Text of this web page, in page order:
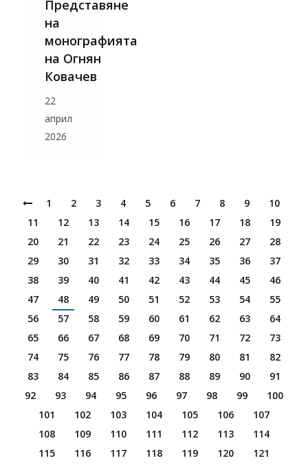
Представяне
на
монографията
на Огнян
Ковачев
22
април
2026
1 2 3 4 5 6 7 8 9
10
11
12 13 14 15 16 17 18
19
20
21 22 23 24 25 26 27
28
29
30 31 32 33 34 35 36
37
38
39 40 41 42 43 44 45
46
47
48 49 50 51 52 53 54
55
56
57 58 59 60 61 62 63
64
65
66 67 68 69 70 71 72
73
74
75 76 77 78 79 80 81
82
83
84 85 86 87 88 89 90
91
92
93 94 95 96 97 98 99
100
101
102 103 104 105 106
107
108
109 110 111 112 113
114
115
116 117 118 119 120
121